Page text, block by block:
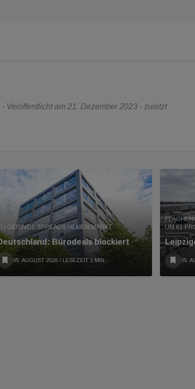
Veröffentlicht am 21. Dezember 2023 - zuletzt
GERINGE SPREADS HEMEN MARKT
Bürodeals blockiert
05. AUGUST 2026 / LESEZEIT 1 MIN
UM 61
05.